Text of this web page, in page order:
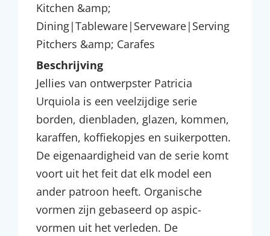
Kitchen &amp;
Dining|Tableware|Serveware|Serving
Pitchers &amp; Carafes
Beschrijving
Jellies van ontwerpster Patricia
Urquiola is een veelzijdige serie
borden, dienbladen, glazen, kommen,
karaffen, koffiekopjes en suikerpotten.
De eigenaardigheid van de serie komt
voort uit het feit dat elk model een
ander patroon heeft. Organische
vormen zijn gebaseerd op aspic-
vormen uit het verleden. De